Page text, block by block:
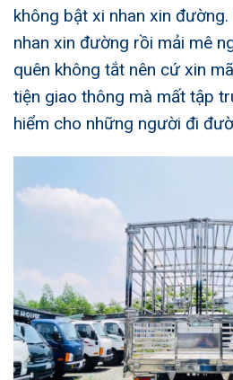
không bật xi nhan xin
nhan xin đường rồi mải mê
quên không tắt nên cứ xin
tiện giao thông mà mất tập
hiểm cho những người đi